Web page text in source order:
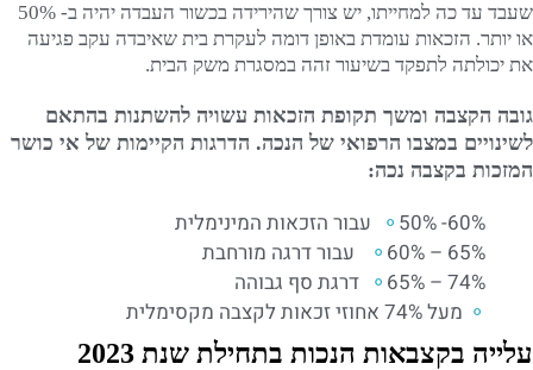
או יותר. הזכאות עומדת באופן דומה לעקרת בית שאיבדה עקב פגיעה
את יכולתה לתפקד בשיעור זהה במסגרת משק הבית.
גובה הקצבה ומשך תקופת הזכאות עשויה להשתנות בהתאם
לשינויים במצבו הרפואי של הנכה. הדרגות הקיימות של אי כושר
המזכות בקצבה נכה:
50% -60% עבור הזכאות המינימלית
60% – 65% עבור דרגה מורחבת
65% – 74% דרגת סף גבוהה
מעל 74% אחוזי זכאות לקצבה מקסימלית
עלייה בקצבאות הנכות בתחילת שנת 2023